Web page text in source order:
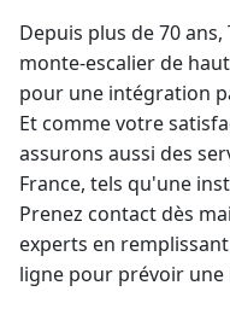
Depuis plus de 70
monte-escalier de
pour une intégration
Et comme votre
assurons aussi des
France, tels qu'une
Prenez contact dès
experts en
ligne pour prévoir une